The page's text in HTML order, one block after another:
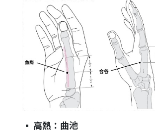
▪︎ 高熱：曲池